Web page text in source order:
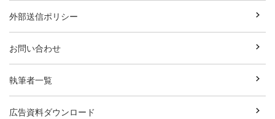
外部送信ポリシー
お問い合わせ
執筆者一覧
広告資料ダウンロード